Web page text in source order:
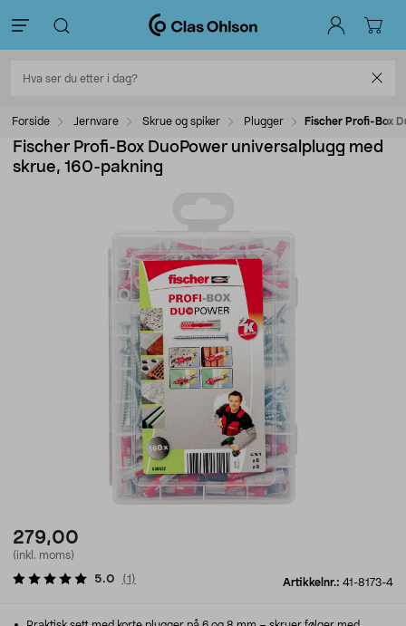
Forside Jernvare Skrue og spiker Plugger Fischer Profi-Box
Fischer Profi-Box DuoPower universalplugg med
skrue, 160-pakning
279,00
(inkl. moms)
Artikkelnr.: 41-8173-4
5.0 (1 )